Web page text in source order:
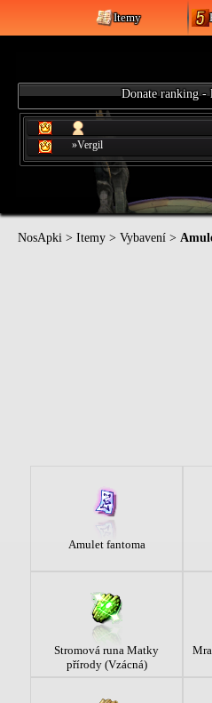
Itemy
Donate ranking -
»Vergil
NosApki > Itemy > Vybavení >
Amulet fantoma
Stromová runa Matky
přírody (Vzácná)